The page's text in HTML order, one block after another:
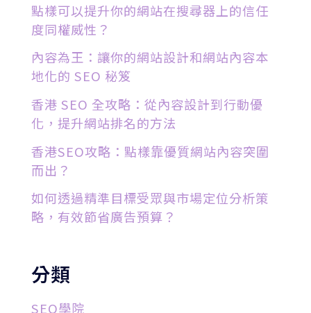
點樣可以提升你的網站在搜尋器上的信任
度同權威性？
內容為王：讓你的網站設計和網站內容本
地化的 SEO 秘笈
香港 SEO 全攻略：從內容設計到行動優
化，提升網站排名的方法
香港SEO攻略：點樣靠優質網站內容突圍
而出？
如何透過精準目標受眾與市場定位分析策
略，有效節省廣告預算？
分類
SEO學院